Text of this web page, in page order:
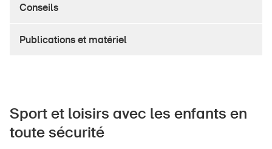
Produits sûrs
Conseils
Publications et matériel
Sport et loisirs avec les enfants en
toute sécurité